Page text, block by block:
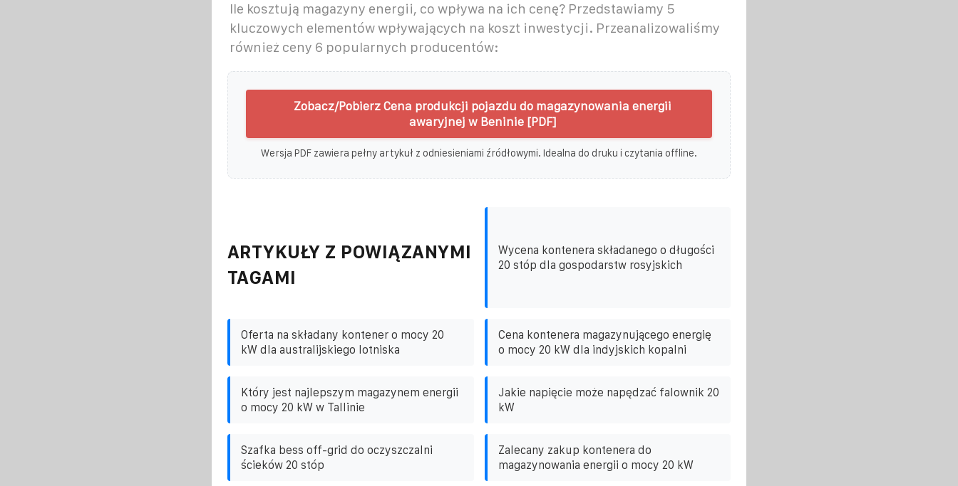
Ile kosztują magazyny energii, co wpływa na ich cenę? Przedstawiamy 5
kluczowych elementów wpływających na koszt inwestycji. Przeanalizowaliśmy
również ceny 6 popularnych producentów:
Zobacz/Pobierz Cena produkcji pojazdu do magazynowania energii
awaryjnej w Beninie [PDF]
Wersja PDF zawiera pełny artykuł z odniesieniami źródłowymi. Idealna do druku i czytania offline.
ARTYKUŁY Z POWIĄZANYMI
TAGAMI
Wycena kontenera składanego o długości
20 stóp dla gospodarstw rosyjskich
Oferta na składany kontener o mocy 20
kW dla australijskiego lotniska
Cena kontenera magazynującego energię
o mocy 20 kW dla indyjskich kopalni
Który jest najlepszym magazynem energii
o mocy 20 kW w Tallinie
Jakie napięcie może napędzać falownik 20
kW
Szafka bess off-grid do oczyszczalni
ścieków 20 stóp
Zalecany zakup kontenera do
magazynowania energii o mocy 20 kW